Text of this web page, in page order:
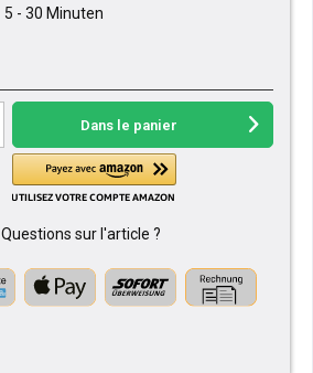
5 - 30 Minuten
Dans le panier
Questions sur l'article ?